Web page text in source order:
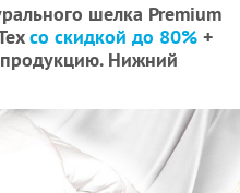
шелка Premium
со скидкой до 80% +
Нижний